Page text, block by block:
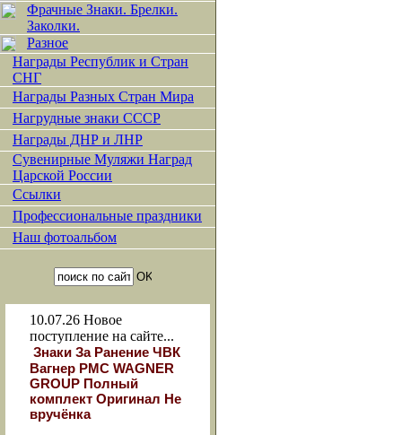
Фрачные Знаки. Брелки.
Заколки.
Разное
Награды Республик и Стран
СНГ
Награды Разных Стран Мира
Нагрудные знаки СССР
Награды ДНР и ЛНР
Сувенирные Муляжи Наград
Царской России
Ссылки
Профессиональные праздники
Наш фотоальбом
10.07.26 Новое
поступление на сайте...
Знаки За Ранение ЧВК
Вагнер РМС WAGNER
GROUP Полный
комплект Оригинал Не
вручёнка